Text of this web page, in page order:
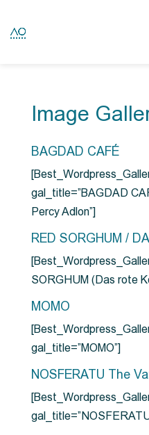
Image
BAGDAD CAFÉ
gal_title=”BAGDAD
Percy Adlon”]
RED SORGHUM /
SORGHUM (Das rote
MOMO
gal_title=”MOMO”]
NOSFERATU The